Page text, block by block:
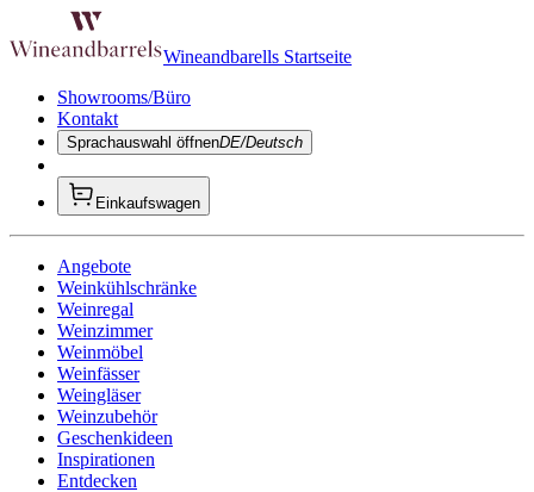
Wineandbarells Startseite
Showrooms/Büro
Kontakt
Sprachauswahl öffnenDE/Deutsch
Einkaufswagen
Angebote
Weinkühlschränke
Weinregal
Weinzimmer
Weinmöbel
Weinfässer
Weingläser
Weinzubehör
Geschenkideen
Inspirationen
Entdecken